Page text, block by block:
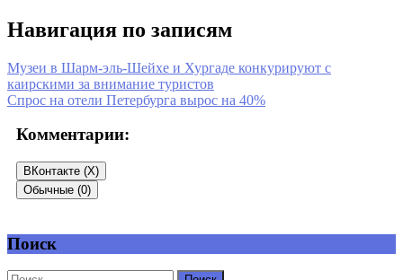
Навигация по записям
Музеи в Шарм-эль-Шейхе и Хургаде конкурируют с
каирскими за внимание туристов
Спрос на отели Петербурга вырос на 40%
Комментарии:
ВКонтакте (X)
Обычные (0)
Добавить комментарий
Поиск